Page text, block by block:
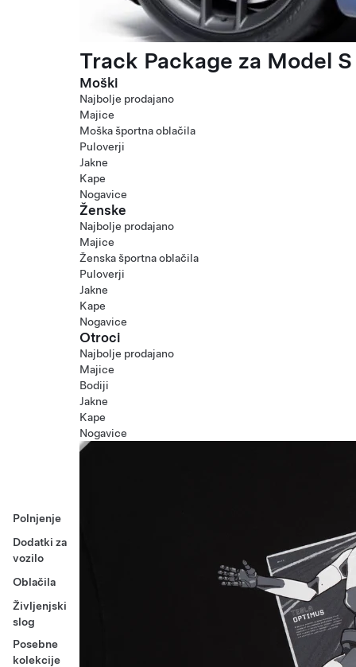
Polnjenje
Dodatki za
vozilo
Oblačila
Življenjski
slog
Posebne
kolekcije
Track Package za Model
Moški
Najbolje prodajano
Majice
Moška športna oblačila
Puloverji
Jakne
Kape
Nogavice
Ženske
Najbolje prodajano
Majice
Ženska športna oblačila
Puloverji
Jakne
Kape
Nogavice
Otroci
Najbolje prodajano
Majice
Bodiji
Jakne
Kape
Nogavice